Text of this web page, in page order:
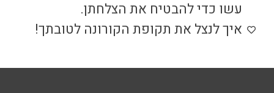
עשו כדי להבטיח את הצלחתן.
איך לנצל את תקופת הקורונה לטובתך​!